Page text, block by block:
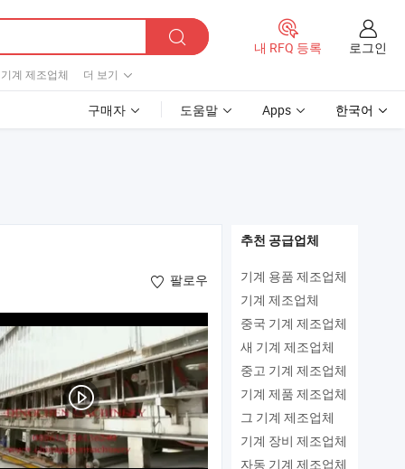
계 제조업체 더 보기
내 RFQ 등록 로그인
구매자 도움말 Apps 한국어
팔로우
추천 공급업체
기계 용품 제조업체
기계 제조업체
중국 기계 제조업체
새 기계 제조업체
중고 기계 제조업체
기계 제품 제조업체
그 기계 제조업체
기계 장비 제조업체
자동 기계 제조업체